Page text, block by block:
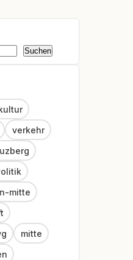
Suchen
verkehr
mitte
mitte